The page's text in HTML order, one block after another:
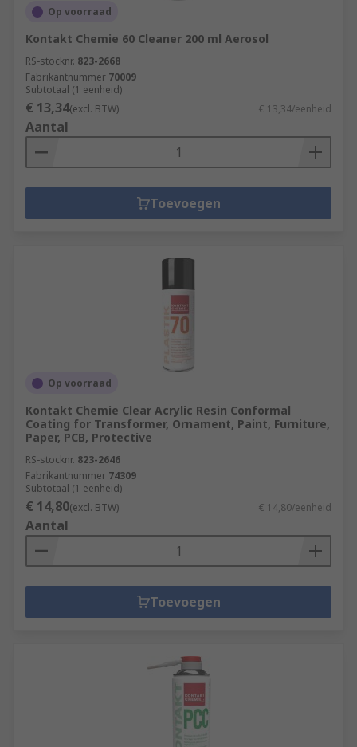
Op voorraad
Kontakt Chemie 60 Cleaner 200 ml Aerosol
RS-stocknr. 823-2668
Fabrikantnummer 70009
Subtotaal (1 eenheid)
€ 13,34(excl. BTW) € 13,34/eenheid
Aantal
Toevoegen
Op voorraad
Kontakt Chemie Clear Acrylic Resin Conformal
Coating for Transformer, Ornament, Paint, Furniture,
Paper, PCB, Protective
RS-stocknr. 823-2646
Fabrikantnummer 74309
Subtotaal (1 eenheid)
€ 14,80(excl. BTW) € 14,80/eenheid
Aantal
Toevoegen